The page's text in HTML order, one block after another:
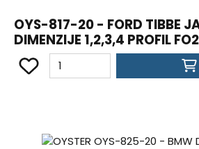
OYS-817-20 - FORD TIBBE
DIMENZIJE 1,2,3,4 PROFIL